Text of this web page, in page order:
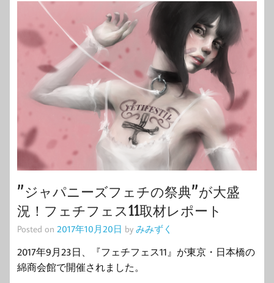
”ジャパニーズフェチの祭典”が大盛
況！フェチフェス11取材レポート
Posted on 2017年10月20日 by みみずく
2017年9月23日、『フェチフェス11』が東京・日本橋の
綿商会館で開催されました。